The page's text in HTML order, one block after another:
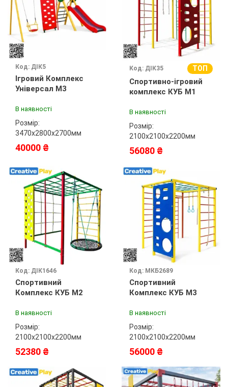
Код: ДІК5
Ігровий Комплекс
Універсал М3
В наявності
Розмір:
3470х2800х2700мм
40000 ₴
Код: ДІК35 ТОП
Спортивно-ігровий
комплекс КУБ М1
В наявності
Розмір:
2100х2100х2200мм
56080 ₴
Код: ДІК1646
Спортивний
Комплекс КУБ М2
В наявності
Розмір:
2100х2100х2200мм
52380 ₴
Код: МКБ2689
Спортивний
Комплекс КУБ М3
В наявності
Розмір:
2100х2100х2200мм
56000 ₴